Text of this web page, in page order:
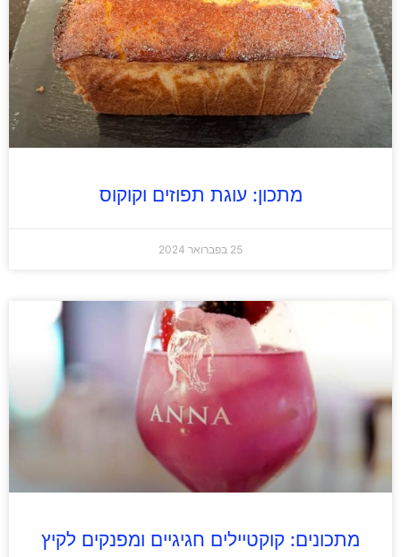
מתכון: עוגת תפוזים וקוקוס
25 בפברואר 2024
מתכונים: קוקטיילים חגיגיים ומפנקים לקיץ